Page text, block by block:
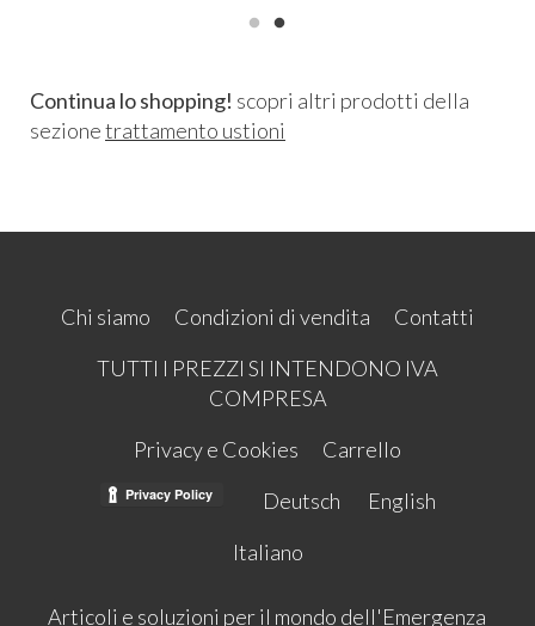
Continua lo shopping! scopri altri prodotti della
sezionetrattamento ustioni
Chi siamo Condizioni di vendita
Contatti
TUTTI I PREZZI SI INTENDONO IVA
COMPRESA
Privacy e Cookies
Carrello
Deutsch
English
Italiano
Articoli e soluzioni per il mondo dell'Emergenza